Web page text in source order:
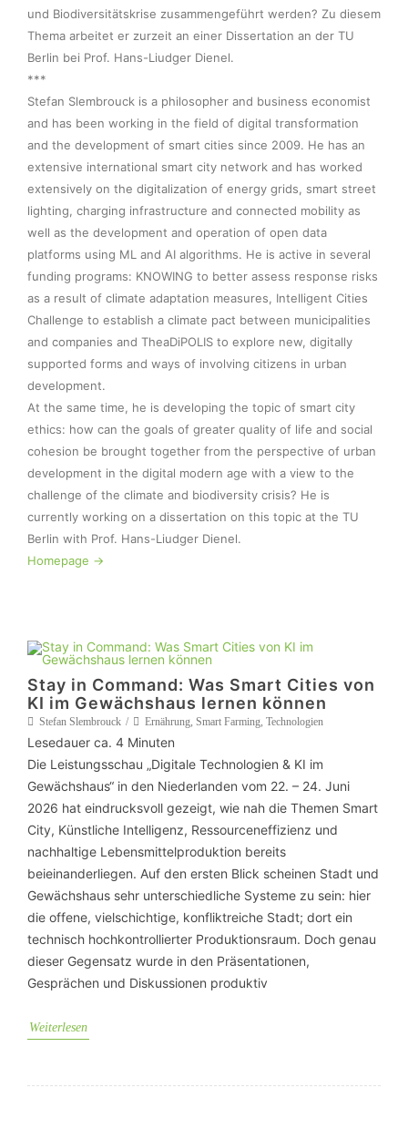
und Biodiversitätskrise zusammengeführt werden? Zu diesem
Thema arbeitet er zurzeit an einer Dissertation an der TU
Berlin bei Prof. Hans-Liudger Dienel.
***
Stefan Slembrouck is a philosopher and business economist
and has been working in the field of digital transformation
and the development of smart cities since 2009. He has an
extensive international smart city network and has worked
extensively on the digitalization of energy grids, smart street
lighting, charging infrastructure and connected mobility as
well as the development and operation of open data
platforms using ML and AI algorithms. He is active in several
funding programs: KNOWING to better assess response risks
as a result of climate adaptation measures, Intelligent Cities
Challenge to establish a climate pact between municipalities
and companies and TheaDiPOLIS to explore new, digitally
supported forms and ways of involving citizens in urban
development.
At the same time, he is developing the topic of smart city
ethics: how can the goals of greater quality of life and social
cohesion be brought together from the perspective of urban
development in the digital modern age with a view to the
challenge of the climate and biodiversity crisis? He is
currently working on a dissertation on this topic at the TU
Homepage ->
Stay in Command: Was Smart Cities von
KI im Gewächshaus lernen können
Stefan Slembrouck Ernährung, Smart Farming, Technologien
Lesedauer ca. 4 Minuten
Die Leistungsschau „Digitale Technologien & KI im
Gewächshaus“ in den Niederlanden vom 22. – 24. Juni
2026 hat eindrucksvoll gezeigt, wie nah die Themen Smart
City, Künstliche Intelligenz, Ressourceneffizienz und
nachhaltige Lebensmittelproduktion bereits
beieinanderliegen. Auf den ersten Blick scheinen Stadt und
Gewächshaus sehr unterschiedliche Systeme zu sein: hier
die offene, vielschichtige, konfliktreiche Stadt; dort ein
technisch hochkontrollierter Produktionsraum. Doch genau
dieser Gegensatz wurde in den Präsentationen,
Gesprächen und Diskussionen produktiv
Weiterlesen